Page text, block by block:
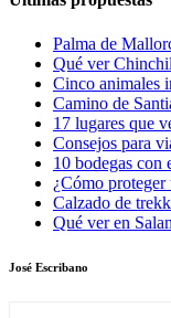
Palma de
Qué ver
Cinco animales
Camino de
17 lugares que
Consejos para
10 bodegas con
¿Cómo
Calzado de
Qué ver en
José Escribano